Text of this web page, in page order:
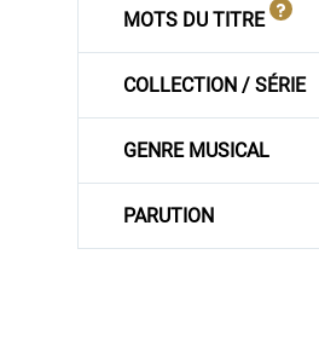
MOTS DU TITRE
COLLECTION / SÉRIE
GENRE MUSICAL
PARUTION